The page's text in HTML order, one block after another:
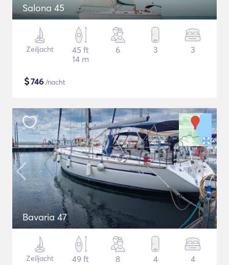
Salona 45
Zeiljacht
45 ft
14 m
6 3 3
$746 /nacht
Bavaria 47
Zeiljacht
49 ft
8 4 4